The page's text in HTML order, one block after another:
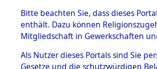
BESTÄNDE
1.
mente
Bitte beachten Sie, dass dieses
enthält. Dazu können
Mitgliedschaft in Gewerkschaften
Als Nutzer dieses Portals sind Sie
Gesetze und die schutzwürdigen